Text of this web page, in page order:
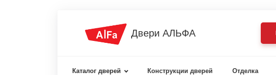
Двери АЛЬФА
Каталог дверей Конструкции дверей Отделка